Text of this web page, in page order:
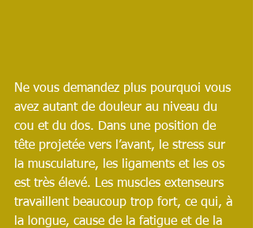
Ne vous demandez plus pourquoi vous
avez autant de douleur au niveau du
cou et du dos. Dans une position de
tête projetée vers l’avant, le stress sur
la musculature, les ligaments et les os
est très élevé. Les muscles extenseurs
travaillent beaucoup trop fort, ce qui, à
la longue, cause de la fatigue et de la